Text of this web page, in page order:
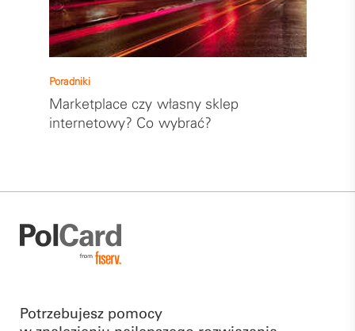
Poradniki
Marketplace czy własny sklep
internetowy? Co wybrać?
Potrzebujesz pomocy